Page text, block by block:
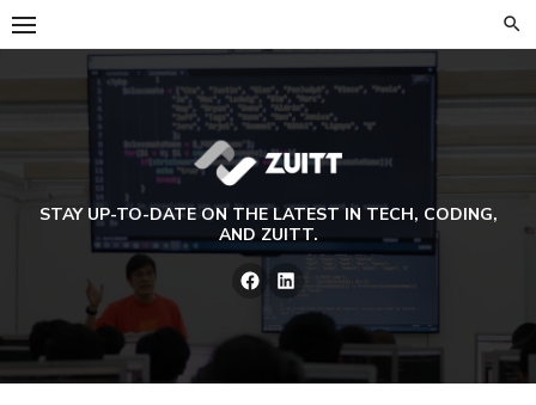
Skip
to
STAY UP-TO-DATE ON THE LATEST IN TECH, CODING,
AND ZUITT.
Facebook